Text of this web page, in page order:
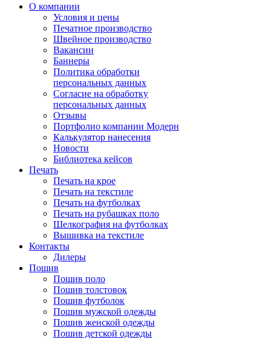
О компании
Условия и цены
Печатное производство
Швейное производство
Вакансии
Баннеры
Политика обработки
персональных данных
Согласие на обработку
персональных данных
Отзывы
Портфолио компании Модерн
Калькулятор нанесения
Новости
Библиотека кейсов
Печать
Печать на крое
Печать на текстиле
Печать на футболках
Печать на рубашках поло
Шелкография на футболках
Вышивка на текстиле
Контакты
Дилеры
Пошив
Пошив поло
Пошив толстовок
Пошив футболок
Пошив мужской одежды
Пошив женской одежды
Пошив детской одежды